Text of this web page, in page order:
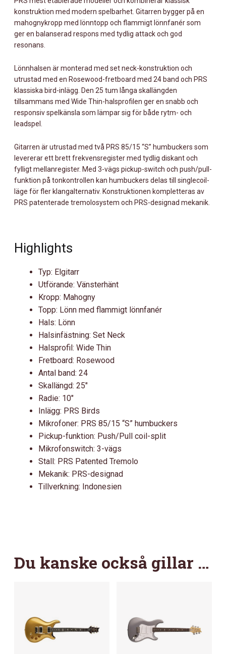
konstruktion med modern spelbarhet. Gitarren bygger på en
mahognykropp med lönntopp och flammigt lönnfanér som
ger en balanserad respons med tydlig attack och god
resonans.
Lönnhalsen är monterad med set neck-konstruktion och
utrustad med en Rosewood-fretboard med 24 band och PRS
klassiska bird-inlägg. Den 25 tum långa skallängden
tillsammans med Wide Thin-halsprofilen ger en snabb och
responsiv spelkänsla som lämpar sig för både rytm- och
leadspel.
Gitarren är utrustad med två PRS 85/15 “S” humbuckers som
levererar ett brett frekvensregister med tydlig diskant och
fylligt mellanregister. Med 3-vägs pickup-switch och push/pull-
funktion på tonkontrollen kan humbuckers delas till singlecoil-
läge för fler klangalternativ. Konstruktionen kompletteras av
PRS patenterade tremolosystem och PRS-designad mekanik.
Highlights
Typ: Elgitarr
Utförande: Vänsterhänt
Kropp: Mahogny
Topp: Lönn med flammigt lönnfanér
Hals: Lönn
Halsinfästning: Set Neck
Halsprofil: Wide Thin
Fretboard: Rosewood
Antal band: 24
Skallängd: 25″
Radie: 10″
Inlägg: PRS Birds
Mikrofoner: PRS 85/15 “S” humbuckers
Pickup-funktion: Push/Pull coil-split
Mikrofonswitch: 3-vägs
Stall: PRS Patented Tremolo
Mekanik: PRS-designad
Tillverkning: Indonesien
Du kanske också gillar …